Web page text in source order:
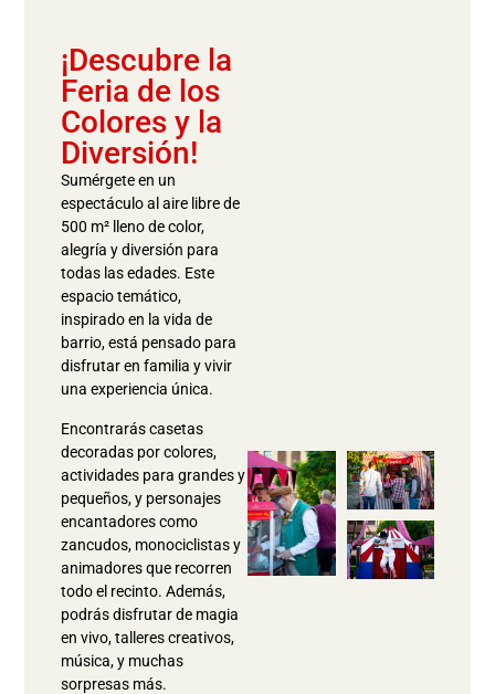
¡Descubre la
Feria de los
Colores y la
Diversión!
Sumérgete en un
espectáculo al aire libre de
500 m² lleno de color,
alegría y diversión para
todas las edades. Este
espacio temático,
inspirado en la vida de
barrio, está pensado para
disfrutar en familia y vivir
una experiencia única.
Encontrarás casetas
decoradas por colores,
actividades para grandes y
pequeños, y personajes
encantadores como
zancudos, monociclistas y
animadores que recorren
todo el recinto. Además,
podrás disfrutar de magia
en vivo, talleres creativos,
música, y muchas
sorpresas más.